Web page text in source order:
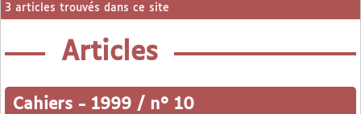
3 articles trouvés dans ce site
Articles
Cahiers - 1999 / n° 10